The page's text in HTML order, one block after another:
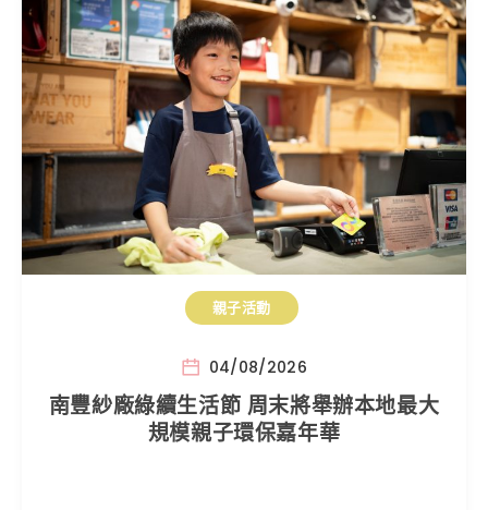
親子活動
04/08/2026
南豐紗廠綠續生活節 周末將舉辦本地最大
規模親子環保嘉年華